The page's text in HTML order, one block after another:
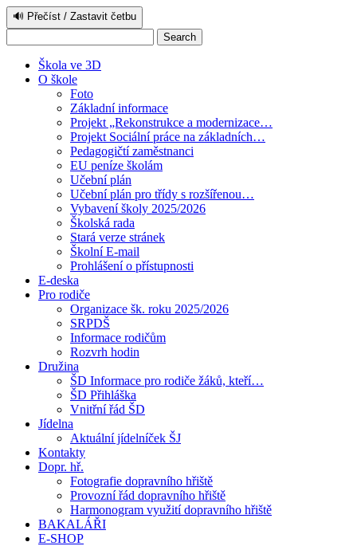
🔊 Přečíst / Zastavit četbu
Škola ve 3D
O škole
Foto
Základní informace
Projekt „Rekonstrukce a modernizace…
Projekt Sociální práce na základních…
Pedagogičtí zaměstnanci
EU peníze školám
Učební plán
Učební plán pro třídy s rozšířenou…
Vybavení školy 2025/2026
Školská rada
Stará verze stránek
Školní E-mail
Prohlášení o přístupnosti
E-deska
Pro rodiče
Organizace šk. roku 2025/2026
SRPDŠ
Informace rodičům
Rozvrh hodin
Družina
ŠD Informace pro rodiče žáků, kteří…
ŠD Přihláška
Vnitřní řád ŠD
Jídelna
Aktuální jídelníček ŠJ
Kontakty
Dopr. hř.
Fotografie dopravního hřiště
Provozní řád dopravního hřiště
Harmonogram využití dopravního hřiště
BAKALÁŘI
E-SHOP